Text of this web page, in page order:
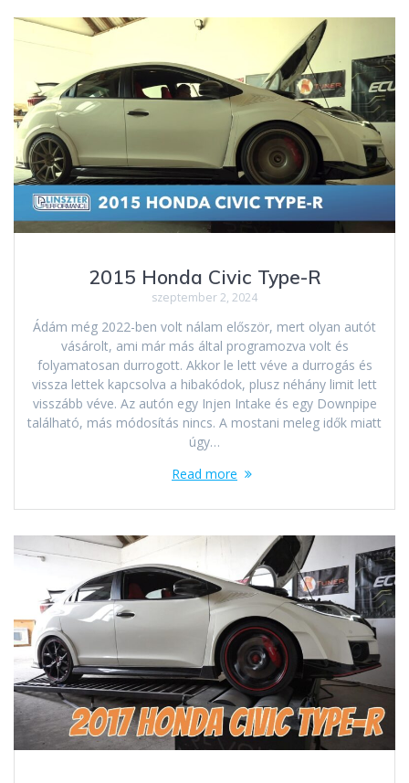
2015 Honda Civic Type-R
szeptember 2, 2024
Ádám még 2022-ben volt nálam először, mert olyan autót
vásárolt, ami már más által programozva volt és
folyamatosan durrogott. Akkor le lett véve a durrogás és
vissza lettek kapcsolva a hibakódok, plusz néhány limit lett
visszább véve. Az autón egy Injen Intake és egy Downpipe
található, más módosítás nincs. A mostani meleg idők miatt
úgy…
Read more